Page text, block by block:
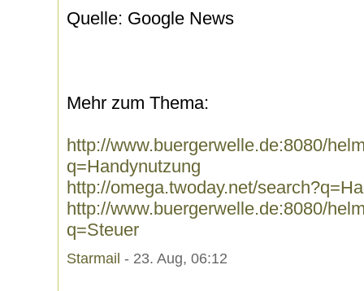
Quelle: Google News
Mehr zum Thema:
http://www.buergerwelle.de:8080/
q=Handynutzung
http://omega.twoday.net/
http://www.buergerwelle.de:8080/
q=Steuer
Starmail - 23. Aug, 06:12